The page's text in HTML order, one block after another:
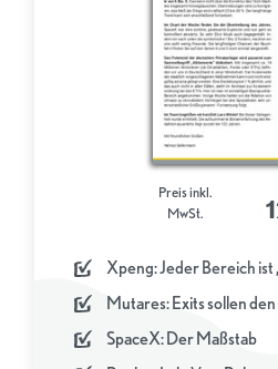
Xpeng: Jeder Bereich ist
Mutares: Exits sollen
SpaceX: Der Maßstab
Preis inkl.
MwSt.